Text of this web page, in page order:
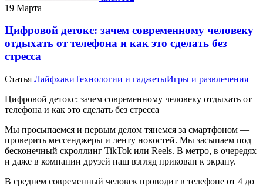
19 Марта
Цифровой детокс: зачем современному человеку
отдыхать от телефона и как это сделать без
стресса
Статья ЛайфхакиТехнологии и гаджетыИгры и развлечения
Цифровой детокс: зачем современному человеку отдыхать от
телефона и как это сделать без стресса
Мы просыпаемся и первым делом тянемся за смартфоном —
проверить мессенджеры и ленту новостей. Мы засыпаем под
бесконечный скроллинг TikTok или Reels. В метро, в очередях
и даже в компании друзей наш взгляд прикован к экрану.
В среднем современный человек проводит в телефоне от 4 до